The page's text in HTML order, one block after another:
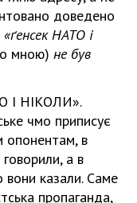
доведено
«ґенсек НАТО і
мною) не був
І НІКОЛИ».
чмо приписує
опонентам, в
а в
вони казали. Саме
пропаганда,